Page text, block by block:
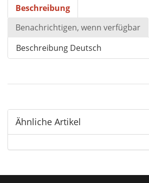
Beschreibung
Benachrichtigen, wenn verfügbar
Beschreibung Deutsch
Ähnliche Artikel